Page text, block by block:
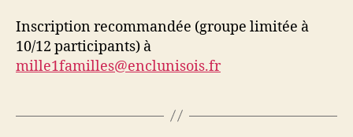
Inscription recommandée (groupe limitée à
10/12 participants) à
mille1familles@enclunisois.fr